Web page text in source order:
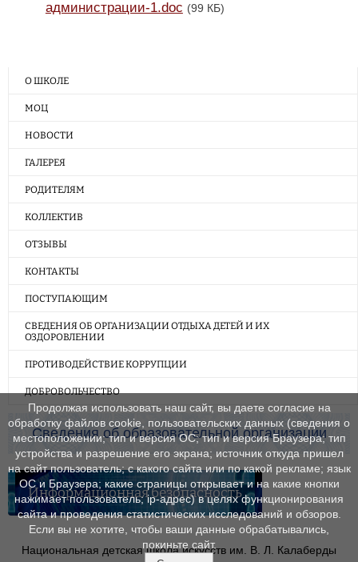
администрации-1.doc (99 КБ)
О ШКОЛЕ
МОЦ
НОВОСТИ
ГАЛЕРЕЯ
РОДИТЕЛЯМ
КОЛЛЕКТИВ
ОТЗЫВЫ
КОНТАКТЫ
ПОСТУПАЮЩИМ
СВЕДЕНИЯ ОБ ОРГАНИЗАЦИИ ОТДЫХА ДЕТЕЙ И ИХ
ОЗДОРОВЛЕНИИ
ПРОТИВОДЕЙСТВИЕ КОРРУПЦИИ
ДОБРОВОЛЬЧЕСТВО
Сведения об образовательной организации
Информационная безопасность
Национальная детская школа искусств им. В. Л. Калаберды
Продолжая использовать наш сайт, вы даете согласие на
обработку файлов cookie, пользовательских данных (сведения о
местоположении; тип и версия ОС; тип и версия Браузера; тип
устройства и разрешение его экрана; источник откуда пришел
на сайт пользователь; с какого сайта или по какой рекламе; язык
ОС и Браузера; какие страницы открывает и на какие кнопки
нажимает пользователь; ip-адрес) в целях функционирования
сайта и проведения статистических исследований и обзоров.
Если вы не хотите, чтобы ваши данные обрабатывались,
покиньте сайт.